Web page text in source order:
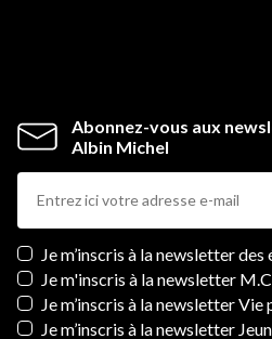
Abonnez-vous aux
Albin Michel
Newsletters
Je m’inscris à la newsletter
Je m'inscris à la newsletter
Je m’inscris à la newsletter Vie
Je m’inscris à la newsletter